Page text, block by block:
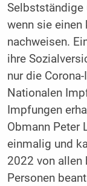
Selbstständige
wenn sie
nachweisen.
ihre
nur die
Nationalen
Impfungen
Obmann Peter
einmalig und
2022 von allen
Personen